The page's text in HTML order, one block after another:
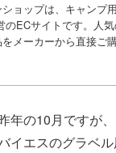
ョップは、キャンプ
のECサイトです。人
メーカーから直接ご
の10月ですが
エスのグラベ